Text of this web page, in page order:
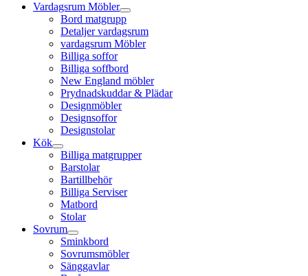
Vardagsrum Möbler
Bord matgrupp
Detaljer vardagsrum
vardagsrum Möbler
Billiga soffor
Billiga soffbord
New England möbler
Prydnadskuddar & Plädar
Designmöbler
Designsoffor
Designstolar
Kök
Billiga matgrupper
Barstolar
Bartillbehör
Billiga Serviser
Matbord
Stolar
Sovrum
Sminkbord
Sovrumsmöbler
Sänggavlar